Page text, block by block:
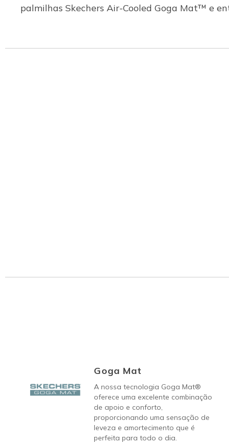
palmilhas Skechers Air-Cooled Goga Mat™ e
Goga Mat
A nossa tecnologia Goga Mat®
oferece uma excelente combinação
de apoio e conforto,
proporcionando uma sensação de
leveza e amortecimento que é
perfeita para todo o dia.